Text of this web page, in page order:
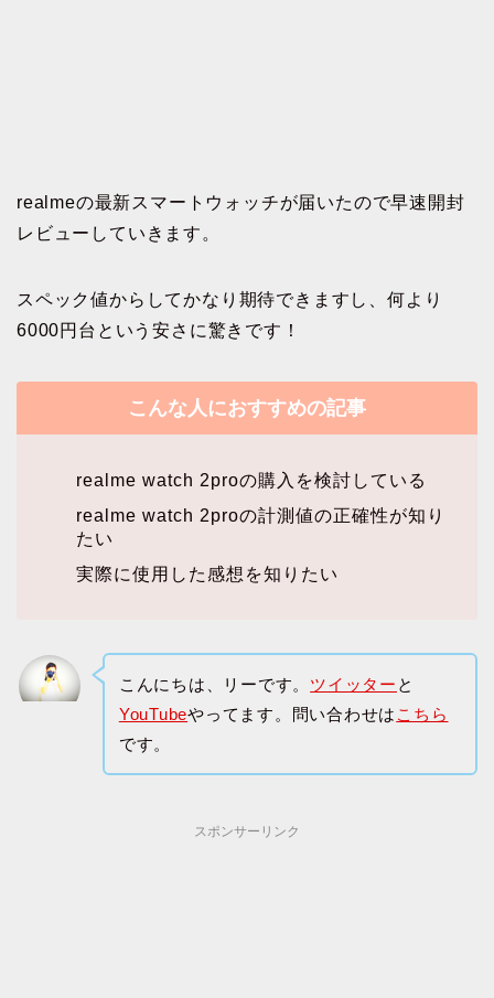
realmeの最新スマートウォッチが届いたので早速開封
レビューしていきます。
スペック値からしてかなり期待できますし、何より
6000円台という安さに驚きです！
こんな人におすすめの記事
realme watch 2proの購入を検討している
realme watch 2proの計測値の正確性が知り
たい
実際に使用した感想を知りたい
こんにちは、リーです。 ツイッター と
YouTubeやってます。問い合わせは こちら
です。
スポンサーリンク